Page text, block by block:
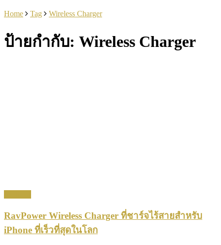
Home Tag Wireless Charger
ป้ายกำกับ: Wireless Charger
RavPower Wireless Charger ที่ชาร์จไร้สายสำหรับ
iPhone ที่เร็วที่สุดในโลก